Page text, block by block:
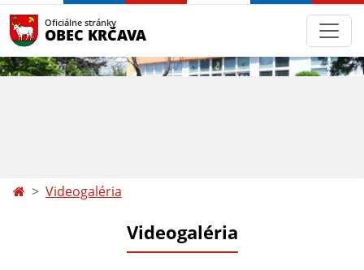
Oficiálne stránky
OBEC KRČAVA
Videogaléria
Videogaléria